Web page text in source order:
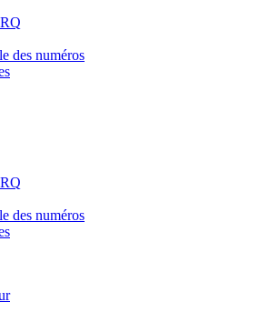
des numéros
des numéros